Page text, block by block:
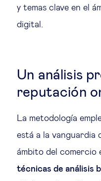
y temas clave en el
digital.
Un análisis
reputación
La metodología
está a la vanguardia
ámbito del comercio
técnicas de análisis